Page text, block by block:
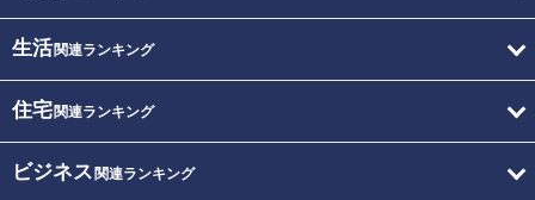
生活関連ランキング
住宅関連ランキング
ビジネス 関連ランキング